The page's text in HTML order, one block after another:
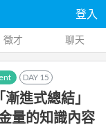
登入
徵才 聊天
DAY 15
進式總結」
量的知識內容